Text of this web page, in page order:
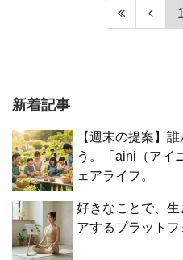
1
新着記事
【週末の提案】
う。「aini（アイ
ェアライフ。
好きなことで、
アするプラットフ